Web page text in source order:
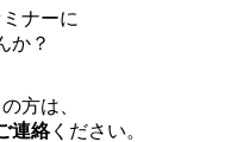
ナーに
か？
方は、
連絡ください。